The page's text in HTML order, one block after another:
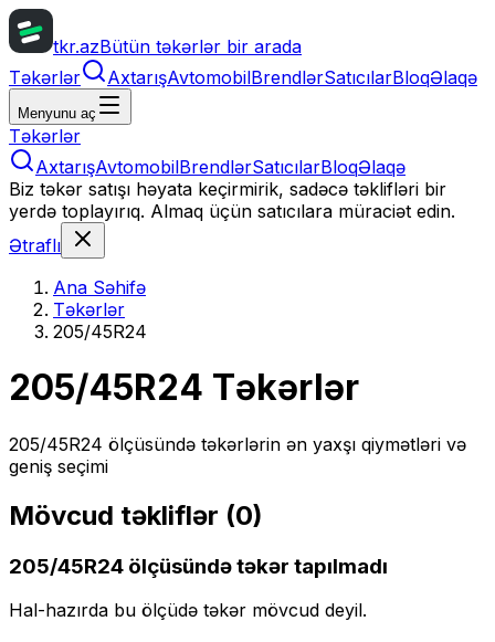
tkr.azBütün təkərlər bir arada
Təkərlər
AxtarışAvtomobilBrendlərSatıcılarBloqƏlaqə
Menyunu aç
Təkərlər
AxtarışAvtomobilBrendlərSatıcılarBloqƏlaqə
Biz təkər satışı həyata keçirmirik, sadəcə təklifləri bir
yerdə toplayırıq. Almaq üçün satıcılara müraciət edin.
Ətraflı
Ana Səhifə
Təkərlər
205/45R24
205/45R24 Təkərlər
205/45R24 ölçüsündə təkərlərin ən yaxşı qiymətləri və
geniş seçimi
Mövcud təkliflər (0)
205/45R24 ölçüsündə təkər tapılmadı
Hal-hazırda bu ölçüdə təkər mövcud deyil.